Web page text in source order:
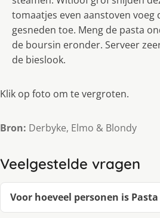
tomaatjes even aanstoven voeg
gesneden toe. Meng de pasta
de boursin eronder. Serveer
de bieslook.
Klik op foto om te vergroten.
Bron: Derbyke, Elmo & Blondy
Veelgestelde vragen
Voor hoeveel personen is